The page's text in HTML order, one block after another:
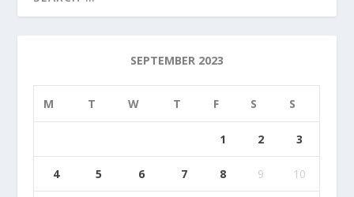
SEPTEMBER 2023
M T W T F S S
1 2 3
4 5 6 7 8 9 10